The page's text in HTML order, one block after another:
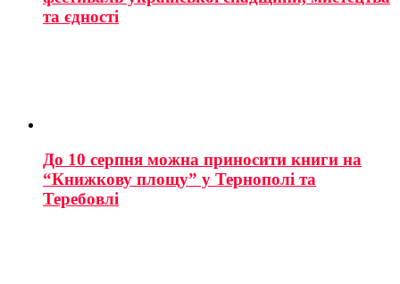
та єдності
До 10 серпня можна приносити книги на
“Книжкову площу” у Тернополі та
Теребовлі